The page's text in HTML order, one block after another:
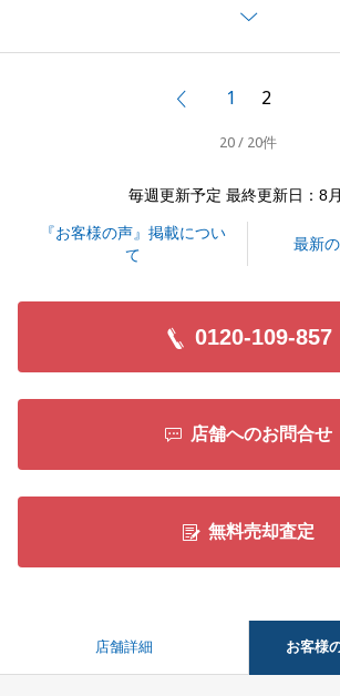
談は当社で開催しております無料税務
させていただきます。
お忙しいところ、貴重なご意見をいた
今後ともよろしくお願いいたします。
閉じる
前へ1 2
20 / 20件
毎週更新予定 最終更新日：8
『お客様の声』掲載につい
て
最新
0120-109-857
店舗へのお問合せ
無料売却査定
店舗詳細 お客様